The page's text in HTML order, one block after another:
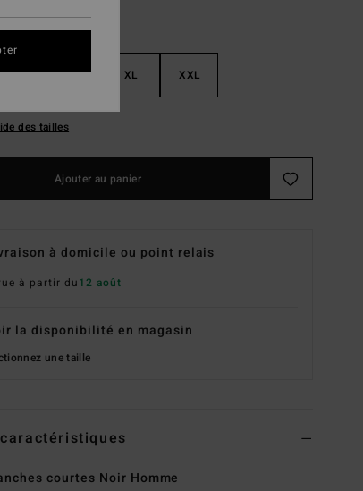
M L XL XXL
des tailles
Ajouter au panier
à domicile ou point relais
à partir du12 août
la disponibilité en magasin
une taille
courtes Noir Homme